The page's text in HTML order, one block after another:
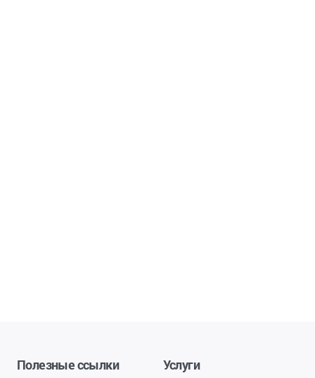
Полезные ссылки Услуги